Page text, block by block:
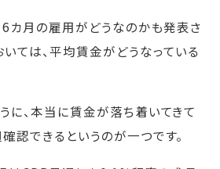
カ月の雇用がどうなのかも発表さ
ては、平均賃金がどうなっている
に、本当に賃金が落ち着いてきて
認できるというのが一つです。